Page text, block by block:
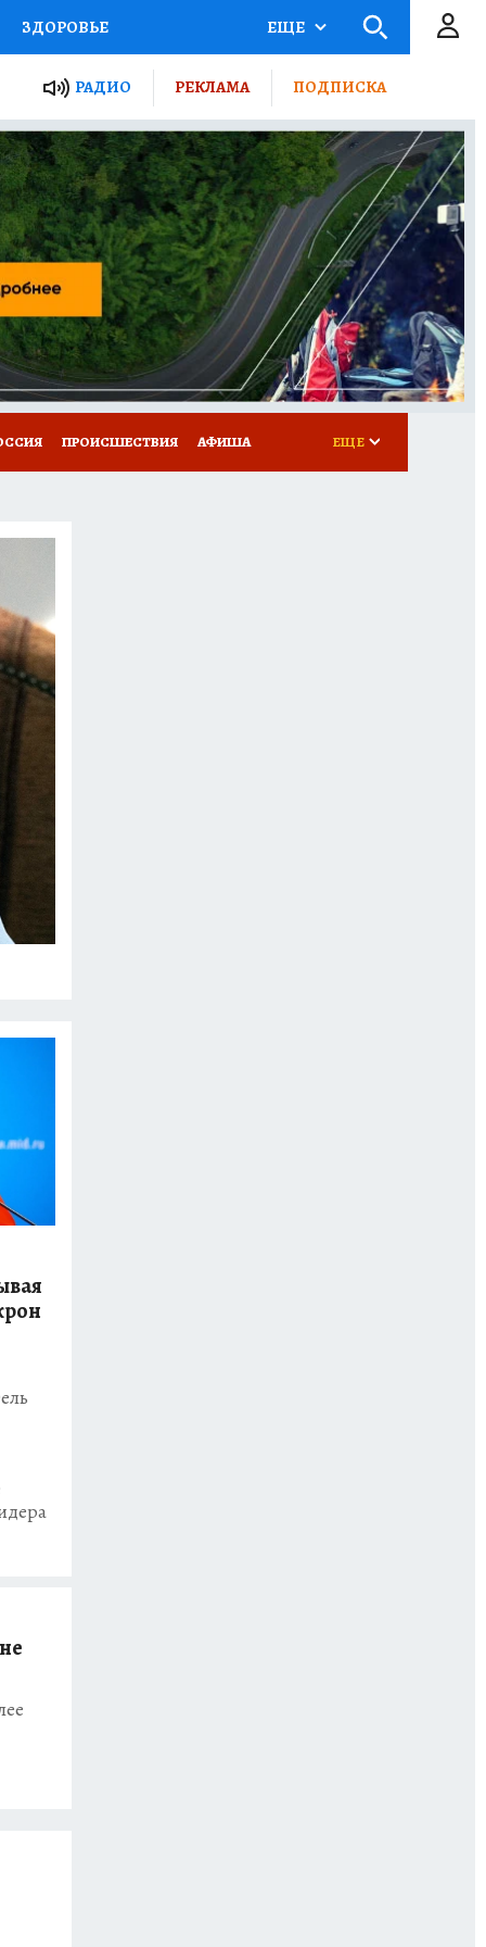
ЗДОРОВЬЕ
РОССИИ
ПУТЕВОДИТЕЛЬ
ТУРИЗМ
ПОТРЕБИТЕЛЯ ВСЕ О КП
ЕЩЕ
РАДИО РЕКЛАМА ПОДПИСКА
ПРОИСШЕСТВИЯ АФИША ЕЩЕ